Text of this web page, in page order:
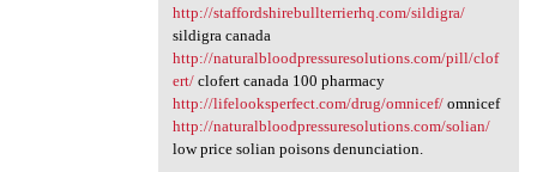
http://staffordshirebullterrierhq.com/sildigra/
sildigra canada
http://naturalbloodpressuresolutions.com/pill/clof
ert/clofert canada 100 pharmacy
http://lifelooksperfect.com/drug/omnicef/omnicef
http://naturalbloodpressuresolutions.com/solian/
low price solian poisons denunciation.